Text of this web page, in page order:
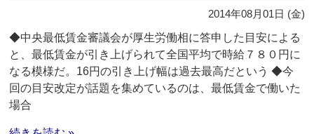
2014年08月01日 (金)
◆中央最低賃金審議会が厚生労働相に答申した目安による
と、最低賃金が引き上げられて全国平均で時給７８０円に
なる模様だ。16円の引き上げ幅は過去最高だという ◆今
回の目安改定が話題を集めているのは、最低賃金で働いた
場合